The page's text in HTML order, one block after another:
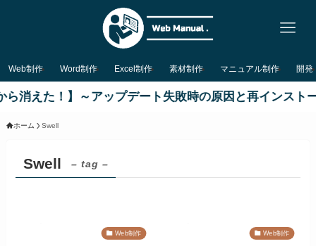
Web制作 Word制作 Excel制作 素材制作 マニュアル制作 開発
えた！】～アップデート失敗時の原因と再インストー
ホーム Swell
Swell – tag –
Web制作 Web制作